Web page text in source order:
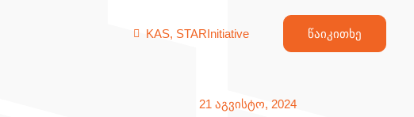
KAS, STARInitiative წაიკითხე
21 აგვისტო, 2024